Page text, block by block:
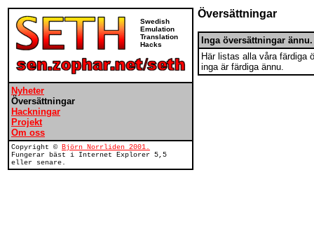
Swedish
Emulation
Translation
Hacks
Nyheter
Översättningar
Hackningar
Projekt
Om oss
Copyright © Björn Norrliden 2001.
Fungerar bäst i Internet Explorer 5,5
eller senare.
Översättningar
Inga översättningar ännu.
Här listas alla våra färdiga
inga är färdiga ännu.